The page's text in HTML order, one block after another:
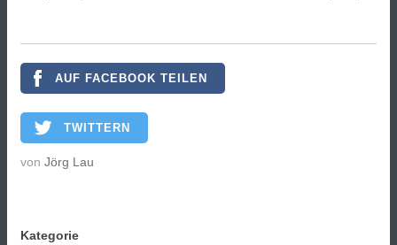
AUF FACEBOOK TEILEN
TWITTERN
von Jörg Lau
Kategorie